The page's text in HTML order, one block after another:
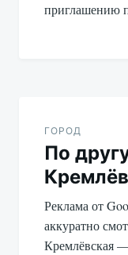
приглашению
ГОРОД
По
Реклама от
аккуратно
Кремлёвская